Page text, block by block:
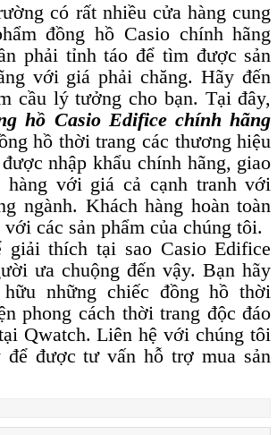
có rất nhiều cửa hàng cung
đồng hồ Casio chính hãng
phải tỉnh táo để tìm được sản
với giá phải chăng. Hãy đến
cầu lý tưởng cho bạn. Tại đây,
hồ Casio Edifice chính hãng
hồ thời trang các thương hiệu
nhập khẩu chính hãng, giao
hàng với giá cả cạnh tranh với
ngành. Khách hàng hoàn toàn
các sản phẩm của chúng tôi.
giải thích tại sao Casio Edifice
ưa chuộng đến vậy. Bạn hãy
những chiếc đồng hồ thời
phong cách thời trang độc đáo
Qwatch. Liên hệ với chúng tôi
để được tư vấn hỗ trợ mua sản